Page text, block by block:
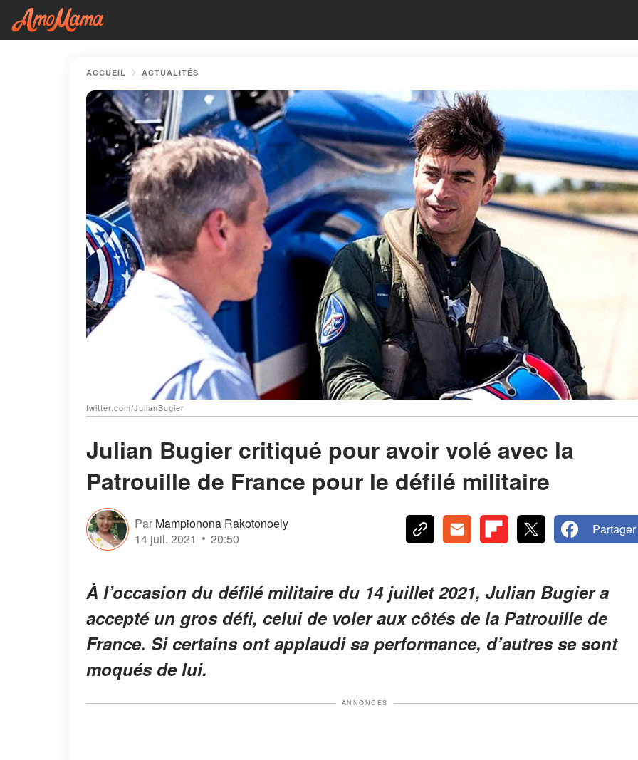
ACCUEIL ACTUALITÉS
twitter.com/JulianBugier
Julian Bugier critiqué pour avoir volé avec la
Patrouille de France pour le défilé militaire
Par Mampionona Rakotonoely
14 juil. 2021
20:50
Partager
À l’occasion du défilé militaire du 14 juillet 2021, Julian Bugier a
accepté un gros défi, celui de voler aux côtés de la Patrouille de
France. Si certains ont applaudi sa performance, d’autres se sont
moqués de lui.
ANNONCES